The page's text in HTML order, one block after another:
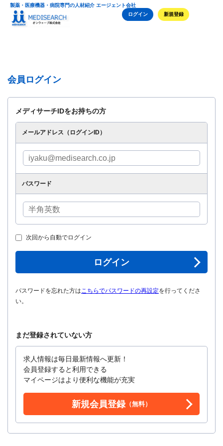
製薬・医療機器・病院専門の人材紹介 エージェント会社
ログイン
新規登録
会員ログイン
メディサーチIDをお持ちの方
メールアドレス（ログインID）
パスワード
次回から自動でログイン
ログイン
パスワードを忘れた方はこちらでパスワードの再設定を行ってくださ
い。
まだ登録されていない方
求人情報は毎日最新情報へ更新！
会員登録すると利用できる
マイページはより便利な機能が充実
新規会員登録（無料）